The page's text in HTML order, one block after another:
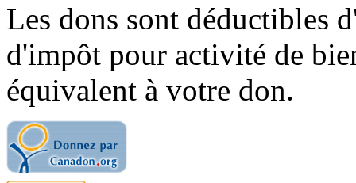
Les dons sont déductibles
d'impôt pour activité de
équivalent à votre don.